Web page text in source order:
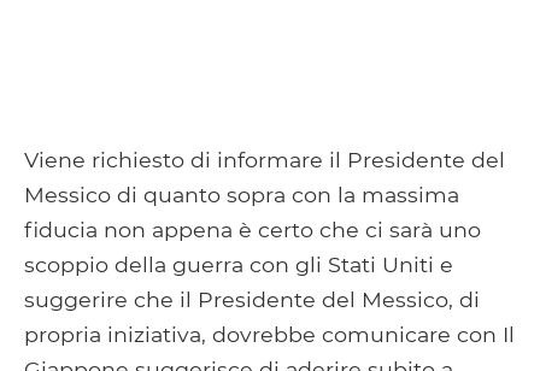
Viene richiesto di informare il Presidente del
Messico di quanto sopra con la massima
fiducia non appena è certo che ci sarà uno
scoppio della guerra con gli Stati Uniti e
suggerire che il Presidente del Messico, di
propria iniziativa, dovrebbe comunicare con Il